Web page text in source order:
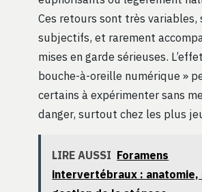
Ces retours sont très variables,
subjectifs, et rarement
mises en garde sérieuses.
bouche-à-oreille numérique »
certains à expérimenter sans
danger, surtout chez les plus
LIRE AUSSI Foramens
intervertébraux :